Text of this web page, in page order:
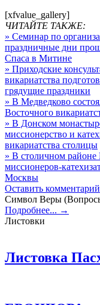
[xfvalue_gallery]
ЧИТАЙТЕ ТАКЖЕ:
» Семинар по
праздничные дни
Спаса в Митине
» Приходские
викариатства
грядущие праздники
» В Медведково
Восточного
» В Донском
миссионерство и
викариатства столицы
» В столичном
миссионеров-
Москвы
Оставить комментарий
Символ Веры
Подробнее... →
Листовки
Листовка